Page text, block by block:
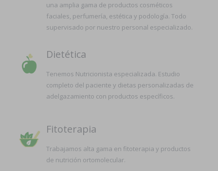
una amplia gama de productos cosméticos
faciales, perfumería, estética y podología. Todo
supervisado por nuestro personal especializado.
Dietética
Tenemos Nutricionista especializada. Estudio
completo del paciente y dietas personalizadas de
adelgazamiento con productos específicos.
Fitoterapia
Trabajamos alta gama en fitoterapia y productos
de nutrición ortomolecular.